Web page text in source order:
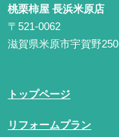
桃栗柿屋 長浜米原店
〒521-0062
滋賀県米原市宇賀野250
トップページ
リフォームプラン